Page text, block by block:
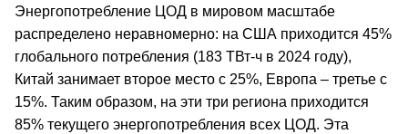
Энергопотребление ЦОД в мировом масштабе
распределено неравномерно: на США приходится 45%
глобального потребления (183 ТВт-ч в 2024 году),
Китай занимает второе место с 25%, Европа – третье с
15%. Таким образом, на эти три региона приходится
85% текущего энергопотребления всех ЦОД. Эта